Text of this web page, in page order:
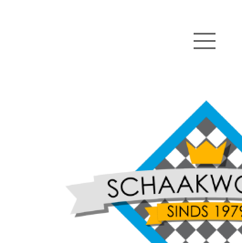
Nieuws
Algemene
Privacy
Interne
Externe
open
Schaakvereniging
Schaakwoude